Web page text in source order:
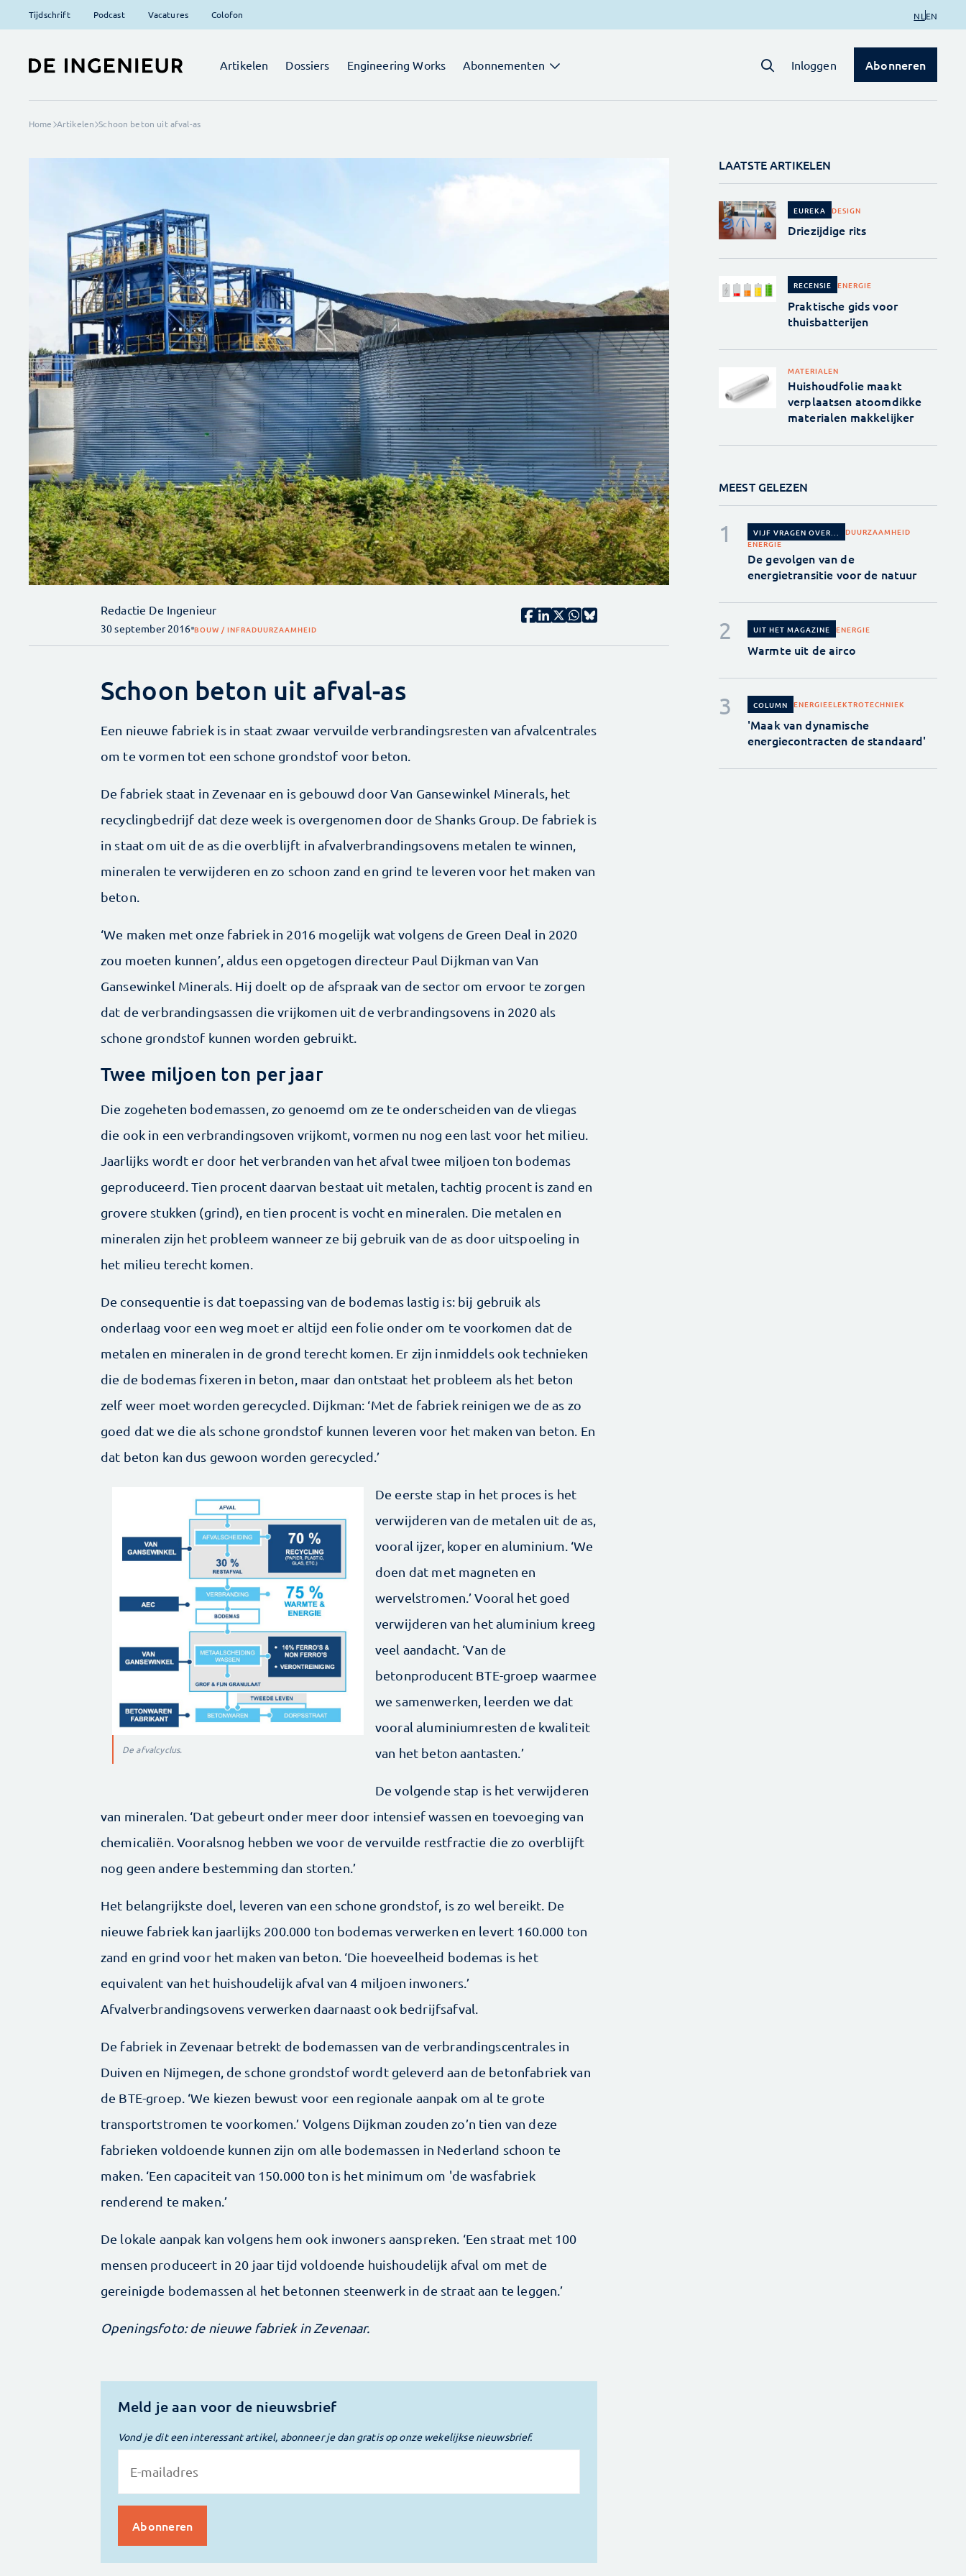
Tijdschrift Podcast Vacatures Colofon NL EN
Artikelen Dossiers Engineering Works Abonnementen Inloggen Abonneren
Home Artikelen Schoon beton uit afval-as
Redactie De Ingenieur
30 september 2016 BOUW / INFRADUURZAAMHEID
Schoon beton uit afval-as
Een nieuwe fabriek is in staat zwaar vervuilde verbrandingsresten van afvalcentrales
om te vormen tot een schone grondstof voor beton.
De fabriek staat in Zevenaar en is gebouwd door Van Gansewinkel Minerals, het
recyclingbedrijf dat deze week is overgenomen door de Shanks Group. De fabriek is
in staat om uit de as die overblijft in afvalverbrandingsovens metalen te winnen,
mineralen te verwijderen en zo schoon zand en grind te leveren voor het maken van
beton.
‘We maken met onze fabriek in 2016 mogelijk wat volgens de Green Deal in 2020
zou moeten kunnen’, aldus een opgetogen directeur Paul Dijkman van Van
Gansewinkel Minerals. Hij doelt op de afspraak van de sector om ervoor te zorgen
dat de verbrandingsassen die vrijkomen uit de verbrandingsovens in 2020 als
schone grondstof kunnen worden gebruikt.
Twee miljoen ton per jaar
Die zogeheten bodemassen, zo genoemd om ze te onderscheiden van de vliegas
die ook in een verbrandingsoven vrijkomt, vormen nu nog een last voor het milieu.
Jaarlijks wordt er door het verbranden van het afval twee miljoen ton bodemas
geproduceerd. Tien procent daarvan bestaat uit metalen, tachtig procent is zand en
grovere stukken (grind), en tien procent is vocht en mineralen. Die metalen en
mineralen zijn het probleem wanneer ze bij gebruik van de as door uitspoeling in
het milieu terecht komen.
De consequentie is dat toepassing van de bodemas lastig is: bij gebruik als
onderlaag voor een weg moet er altijd een folie onder om te voorkomen dat de
metalen en mineralen in de grond terecht komen. Er zijn inmiddels ook technieken
die de bodemas fixeren in beton, maar dan ontstaat het probleem als het beton
zelf weer moet worden gerecycled. Dijkman: ‘Met de fabriek reinigen we de as zo
goed dat we die als schone grondstof kunnen leveren voor het maken van beton. En
dat beton kan dus gewoon worden gerecycled.’
De afvalcyclus.
De eerste stap in het proces is het
verwijderen van de metalen uit de as,
vooral ijzer, koper en aluminium. ‘We
doen dat met magneten en
wervelstromen.’ Vooral het goed
verwijderen van het aluminium kreeg
veel aandacht. ‘Van de
betonproducent BTE-groep waarmee
we samenwerken, leerden we dat
vooral aluminiumresten de kwaliteit
van het beton aantasten.’
De volgende stap is het verwijderen
van mineralen. ‘Dat gebeurt onder meer door intensief wassen en toevoeging van
chemicaliën. Vooralsnog hebben we voor de vervuilde restfractie die zo overblijft
nog geen andere bestemming dan storten.’
Het belangrijkste doel, leveren van een schone grondstof, is zo wel bereikt. De
nieuwe fabriek kan jaarlijks 200.000 ton bodemas verwerken en levert 160.000 ton
zand en grind voor het maken van beton. ‘Die hoeveelheid bodemas is het
equivalent van het huishoudelijk afval van 4 miljoen inwoners.’
Afvalverbrandingsovens verwerken daarnaast ook bedrijfsafval.
De fabriek in Zevenaar betrekt de bodemassen van de verbrandingscentrales in
Duiven en Nijmegen, de schone grondstof wordt geleverd aan de betonfabriek van
de BTE-groep. ‘We kiezen bewust voor een regionale aanpak om al te grote
transportstromen te voorkomen.’ Volgens Dijkman zouden zo’n tien van deze
fabrieken voldoende kunnen zijn om alle bodemassen in Nederland schoon te
maken. ‘Een capaciteit van 150.000 ton is het minimum om 'de wasfabriek
renderend te maken.’
De lokale aanpak kan volgens hem ook inwoners aanspreken. ‘Een straat met 100
mensen produceert in 20 jaar tijd voldoende huishoudelijk afval om met de
gereinigde bodemassen al het betonnen steenwerk in de straat aan te leggen.’
Openingsfoto: de nieuwe fabriek in Zevenaar.
Meld je aan voor de nieuwsbrief
Vond je dit een interessant artikel, abonneer je dan gratis op onze wekelijkse nieuwsbrief.
LAATSTE ARTIKELEN
EUREKA DESIGN
Driezijdige rits
RECENSIE ENERGIE
Praktische gids voor
thuisbatterijen
MATERIALEN
Huishoudfolie maakt
verplaatsen atoomdikke
materialen makkelijker
MEEST GELEZEN
VIJF VRAGEN OVER...
DUURZAAMHEID
ENERGIE
De gevolgen van de
energietransitie voor de natuur
UIT HET MAGAZINE ENERGIE
Warmte uit de airco
COLUMN ENERGIEELEKTROTECHNIEK
'Maak van dynamische
energiecontracten de standaard'